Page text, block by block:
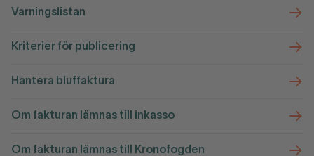
Varningslistan
Kriterier för publicering
Hantera bluffaktura
Om fakturan lämnas till inkasso
Om fakturan lämnas till Kronofogden